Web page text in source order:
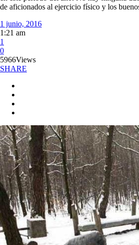
de aficionados al ejercicio físico y los
1 junio, 2016
1:21 am
1
0
5966Views
SHARE